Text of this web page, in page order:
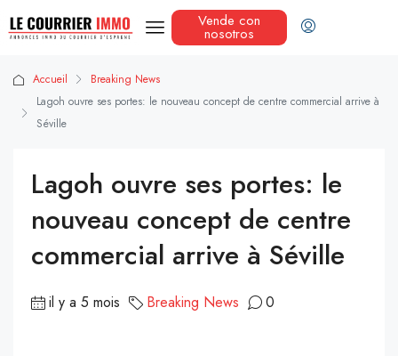
Vende con
nosotros
Accueil
Breaking News
Lagoh ouvre ses portes: le nouveau concept de centre commercial arrive à
Séville
Lagoh ouvre ses portes: le
nouveau concept de centre
commercial arrive à Séville
il y a 5 mois Breaking News 0